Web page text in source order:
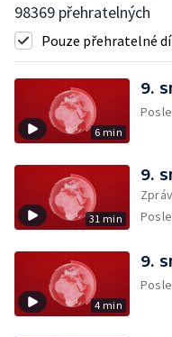
98369 přehratelných
Pouze přehratelné
6 min
9.
31 min
9.
4 min
9.